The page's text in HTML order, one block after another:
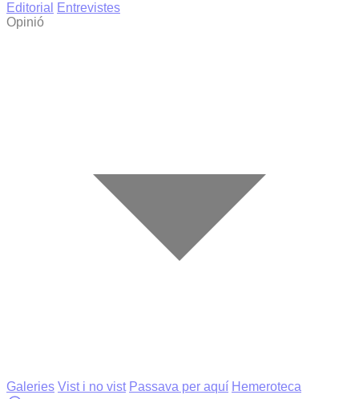
Editorial
Entrevistes
Opinió
Galeries Vist i no vist Passava per aquí Hemeroteca